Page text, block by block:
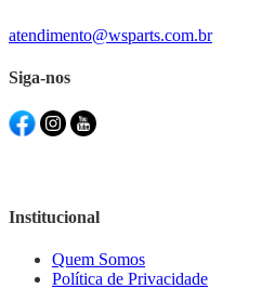
atendimento@wsparts.com.br
Siga-nos
Institucional
Quem Somos
Política de Privacidade